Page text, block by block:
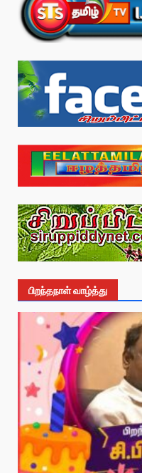
பிறந்தநாள் வாழ்த்து